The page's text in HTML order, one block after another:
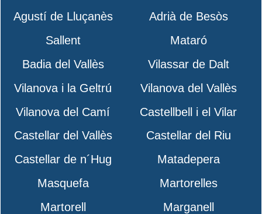
Agustí de Lluçanès
Adrià de Besòs
Sallent
Mataró
Badia del Vallès
Vilassar de Dalt
Vilanova i la Geltrú
Vilanova del Vallès
Vilanova del Camí
Castellbell i el Vilar
Castellar del Vallès
Castellar del Riu
Castellar de n´Hug
Matadepera
Masquefa
Martorelles
Martorell
Marganell